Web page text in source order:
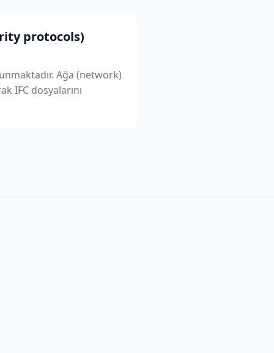
protocols)
Ağa (network)
IFC dosyalarını